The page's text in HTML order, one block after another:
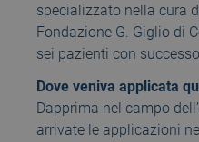
specializzato nella cura
Fondazione G. Giglio di
sei pazienti con
Dove veniva applicata
Dapprima nel campo
arrivate le applicazioni